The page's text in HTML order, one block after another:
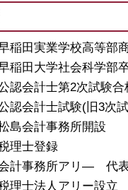
稲田実業学校高等部
稲田大学社会科学部
認会計士第2次試
認会計士試験(旧3
島会計事務所開設
理士登録
計事務所アリ― 代
理士法人アリー設